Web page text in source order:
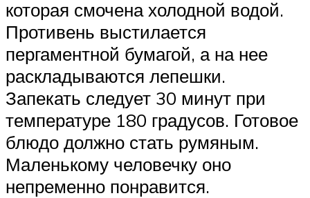
которая смочена холодной водой.
Противень выстилается
пергаментной бумагой, а на нее
раскладываются лепешки.
Запекать следует 30 минут при
температуре 180 градусов. Готовое
блюдо должно стать румяным.
Маленькому человечку оно
непременно понравится.